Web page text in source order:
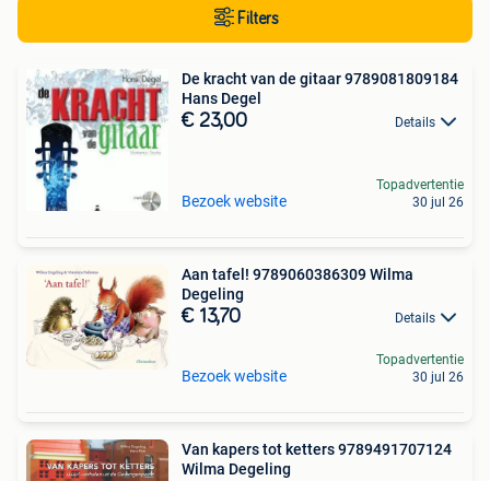
Filters
De kracht van de gitaar 9789081809184
Hans Degel
€ 23,00 Details
Bezoek website
Topadvertentie
30 jul 26
Aan tafel! 9789060386309 Wilma
Degeling
€ 13,70 Details
Bezoek website
Topadvertentie
30 jul 26
Van kapers tot ketters 9789491707124
Wilma Degeling